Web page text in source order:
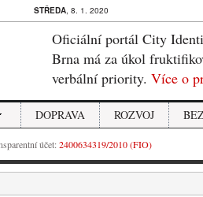
STŘEDA, 8. 1. 2020
Oficiální portál City
Brna má za úkol
verbální priority. Více o
DOPRAVA ROZVOJ
účet:2400634319/2010 (FIO)